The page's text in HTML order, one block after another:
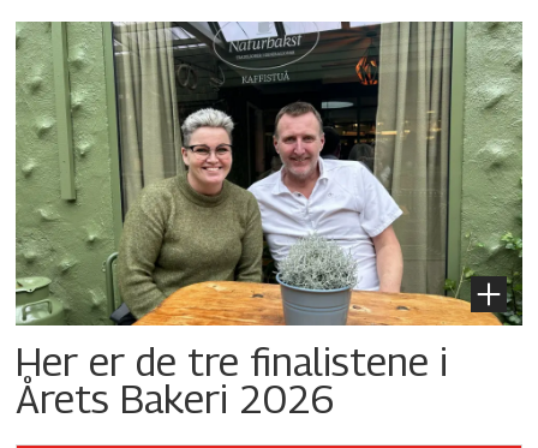
Her er de tre finalistene i
Årets Bakeri 2026